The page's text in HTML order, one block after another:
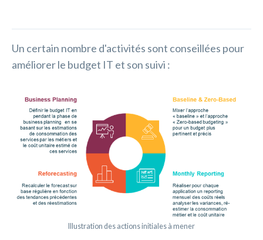
Un certain nombre d'activités sont conseillées pour
améliorer le budget IT et son suivi :
Illustration des actions initiales à mener